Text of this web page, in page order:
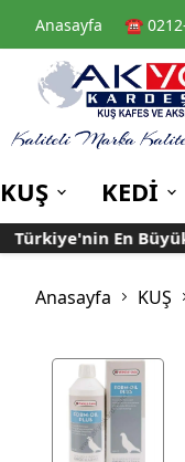
Anasayfa ☎️
KUŞ
Kafes
Muhabbet
Papağan
Taşıma Kafesi
Rulolu Kafes
KEDİ
Kedi Kuru
Taşımalar
Kuru Mamalar
Mama ve Su
Guinea Pig
En Büyük Pet
Anasayfa KUŞ